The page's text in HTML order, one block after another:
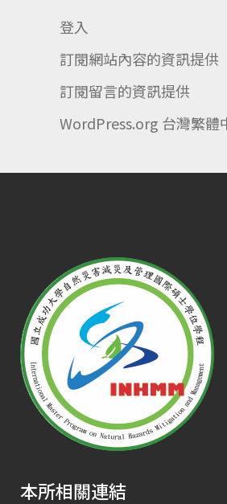
登入
訂閱網站內容的資訊提供
訂閱留言的資訊提供
WordPress.org 台灣繁體
本所相關連結